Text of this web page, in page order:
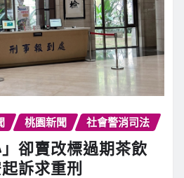
桃園新聞 社會警消司法
卻賣改標過期茶飲
訴求重刑